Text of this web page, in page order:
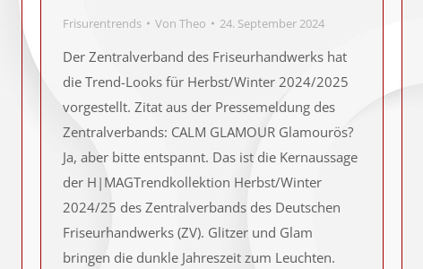
Frisurentrends Von Theo 24. September 2024
Der Zentralverband des Friseurhandwerks hat
die Trend-Looks für Herbst/Winter 2024/2025
vorgestellt. Zitat aus der Pressemeldung des
Zentralverbands: CALM GLAMOUR Glamourös?
Ja, aber bitte entspannt. Das ist die Kernaussage
der H|MAGTrendkollektion Herbst/Winter
2024/25 des Zentralverbands des Deutschen
Friseurhandwerks (ZV). Glitzer und Glam
bringen die dunkle Jahreszeit zum Leuchten.